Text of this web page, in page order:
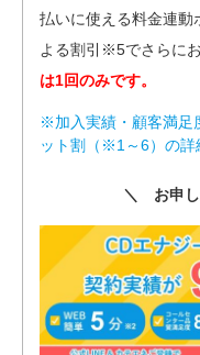
払いに使える料金連
よる割引※5でさらにお
は1回のみです。
※加入実績・顧客満足
ット割（※1～6）の詳
＼ お申